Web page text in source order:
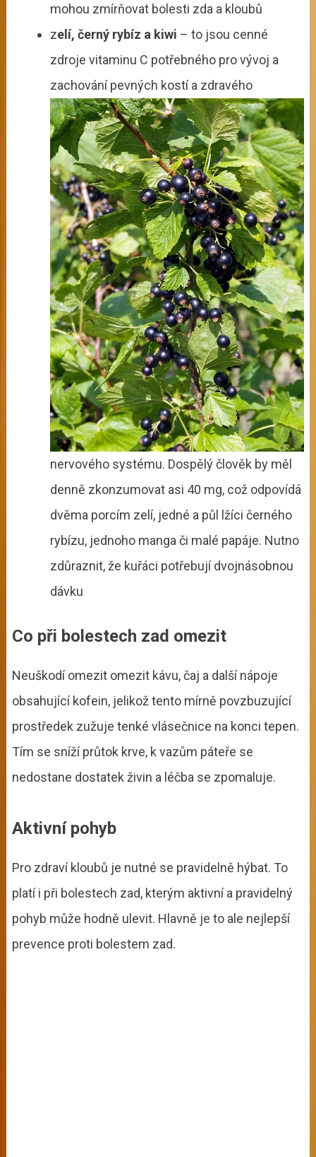
mohou zmírňovat bolesti zda a kloubů
zelí, černý rybíz a kiwi – to jsou cenné
zdroje vitaminu C potřebného pro vývoj a
zachovánípevných kostí a zdravého
nervového systému. Dospělý člověk by měl
denně zkonzumovat asi 40 mg, což odpovídá
dvěma porcím zelí, jedné a půl lžíci černého
rybízu, jednoho manga či malé papáje. Nutno
zdůraznit, že kuřáci potřebují dvojnásobnou
dávku
Co při bolestech zad omezit
Neuškodí omezit omezit kávu, čaj a další nápoje
obsahující kofein, jelikož tento mírně povzbuzující
prostředek zužuje tenké vlásečnice na konci tepen.
Tím se sníží průtok krve, k vazům páteře se
nedostane dostatek živin a léčba se zpomaluje.
Aktivní pohyb
Pro zdraví kloubů je nutné se pravidelně hýbat. To
platí i při bolestech zad, kterým aktivní a pravidelný
pohyb může hodně ulevit. Hlavně je to ale nejlepší
prevence proti bolestem zad.